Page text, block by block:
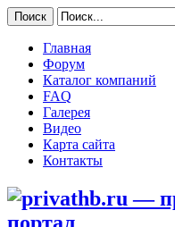
Главная
Форум
Каталог компаний
FAQ
Галерея
Видео
Карта сайта
Контакты